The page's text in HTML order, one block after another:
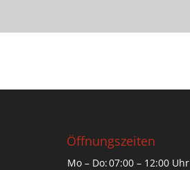
Öffnungszeiten
Mo – Do:07:00 – 12:00 Uhr